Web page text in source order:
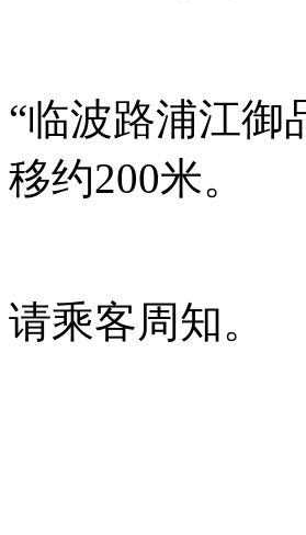
“临波路浦江御
移约200米。
请乘客周知。